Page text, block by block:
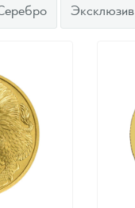
Эксклюзив